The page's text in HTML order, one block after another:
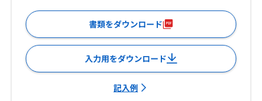
書類をダウンロード
入力用をダウンロード
記入例